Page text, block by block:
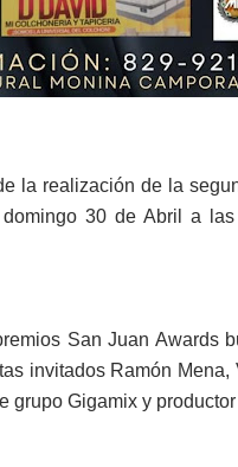
la realización de la
30 de Abril a
San Juan Awards
invitados Ramón
grupo Gigamix y